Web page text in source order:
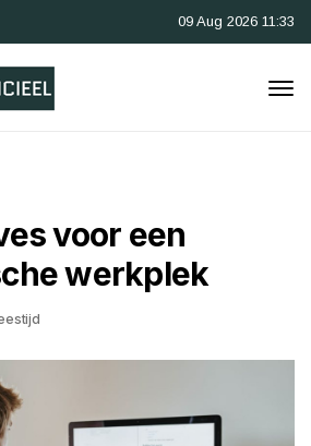
09 Aug 2026 11:33
voor een
werkplek